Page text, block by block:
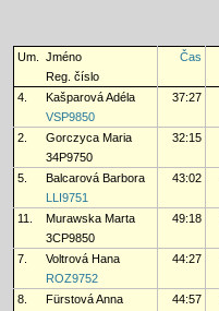
Um. Jméno Čas
Reg. číslo
4.
Kašparová Adéla 37:27
VSP9850
2.
Gorczyca Maria 32:15
34P9750
5.
Balcarová Barbora 43:02
LLI9751
11.
Murawska Marta 49:18
3CP9850
7.
Voltrová Hana 44:27
ROZ9752
8.
Fürstová Anna 44:57